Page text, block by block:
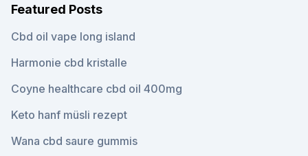
Featured Posts
Cbd oil vape long island
Harmonie cbd kristalle
Coyne healthcare cbd oil 400mg
Keto hanf müsli rezept
Wana cbd saure gummis